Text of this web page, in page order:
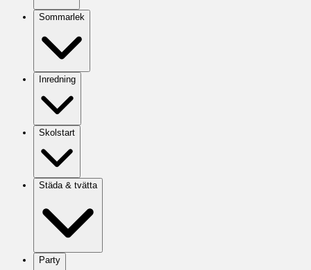
Sommarlek
Inredning
Skolstart
Städa & tvätta
Party